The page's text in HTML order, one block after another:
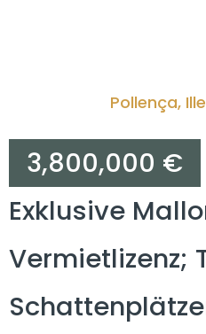
Pollença,
3,800,000 €
Exklusive
Vermietlizenz;